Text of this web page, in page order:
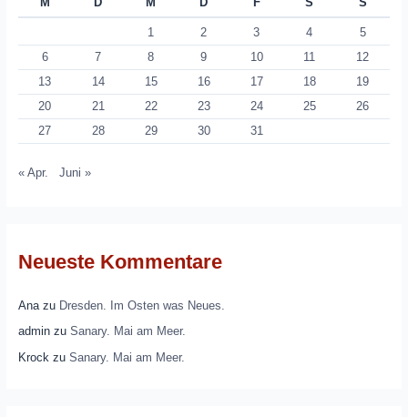
1 2 3 4
5
6
7 8 9 10 11
12
13
14 15 16 17 18
19
20
21 22 23 24 25
26
27
28 29 30 31
« Apr. Juni »
Neueste Kommentare
Anazu Dresden. Im Osten was Neues.
adminzu Sanary. Mai am Meer.
Krock zu Sanary. Mai am Meer.